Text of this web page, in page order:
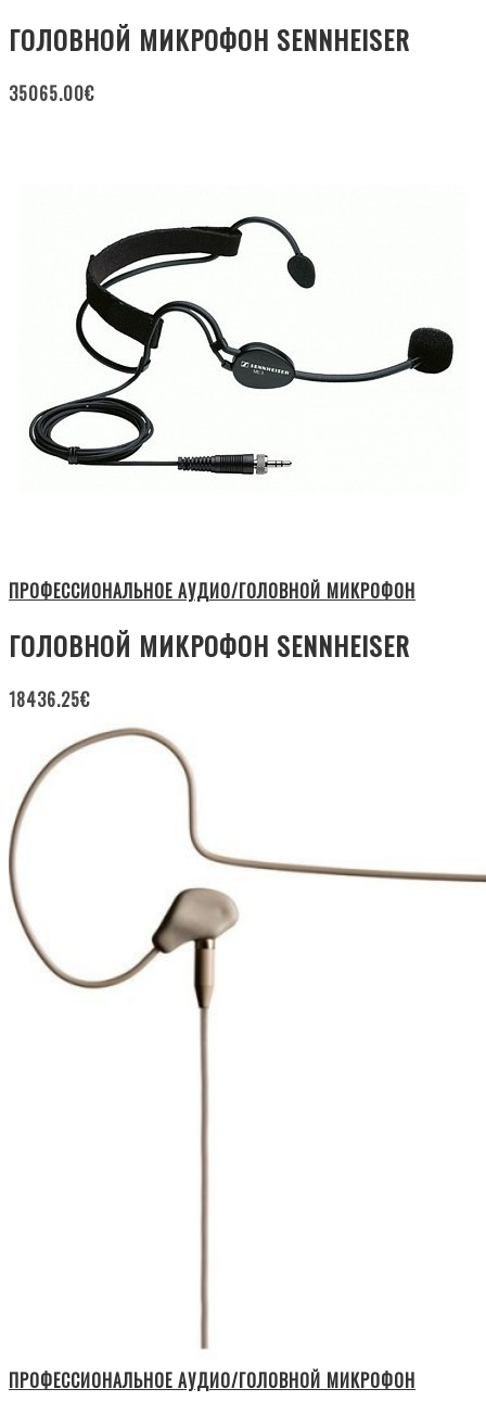
ГОЛОВНОЙ МИКРОФОН SENNHEISER
35065.00€
ПРОФЕССИОНАЛЬНОЕ АУДИО/ГОЛОВНОЙ МИКРОФОН
ГОЛОВНОЙ МИКРОФОН SENNHEISER
18436.25€
ПРОФЕССИОНАЛЬНОЕ АУДИО/ГОЛОВНОЙ МИКРОФОН